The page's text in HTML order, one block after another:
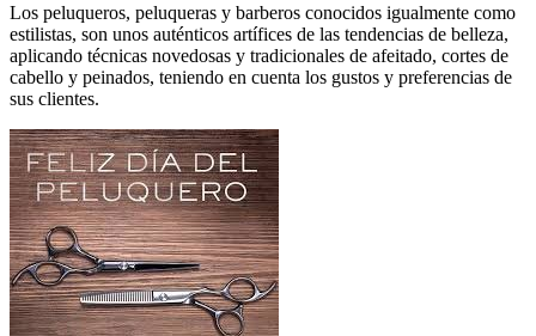
Los peluqueros, peluqueras y barberos conocidos igualmente como
estilistas, son unos auténticos artífices de las tendencias de belleza,
aplicando técnicas novedosas y tradicionales de afeitado, cortes de
cabello y peinados, teniendo en cuenta los gustos y preferencias de
sus clientes.